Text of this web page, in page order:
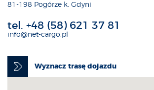
81-198 Pogórze k. Gdyni
tel. +48 (58) 621 37 81
info@net-cargo.pl
Wyznacz trasę dojazdu